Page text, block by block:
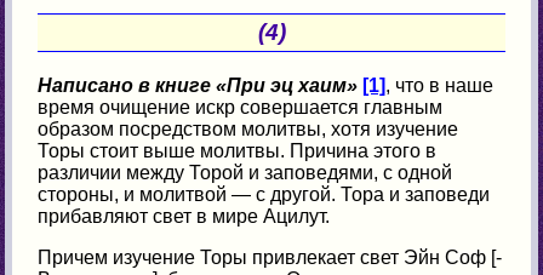
(4)
Написано в книге «При эц хаим» [1], что в наше
время очищение искр совершается главным
образом посредством молитвы, хотя изучение
Торы стоит выше молитвы. Причина этого в
различии между Торой и заповедями, с одной
стороны, и молитвой — с другой. Тора и заповеди
прибавляют свет в мире Ацилут.
Причем изучение Торы привлекает свет Эйн Соф [-